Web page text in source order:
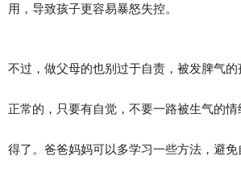
用，导致孩子更容易暴怒失控。
不过，做父母的也别过于自责，被发脾气
正常的，只要有自觉，不要一路被生气的
得了。爸爸妈妈可以多学习一些方法，避免